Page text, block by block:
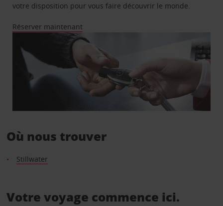
votre disposition pour vous faire découvrir le monde.
Réserver maintenant
Où nous trouver
Stillwater
Votre voyage commence ici.